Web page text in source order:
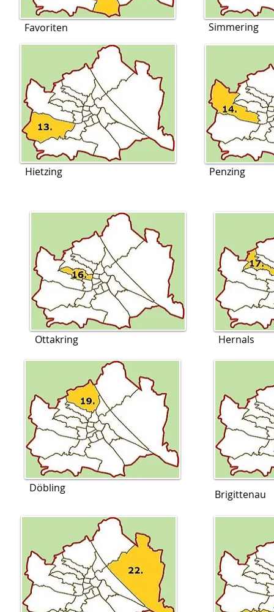
Favoriten
Hietzing
Simmering
Penzing
Ottakring
Döbling
Hernals
Brigittenau